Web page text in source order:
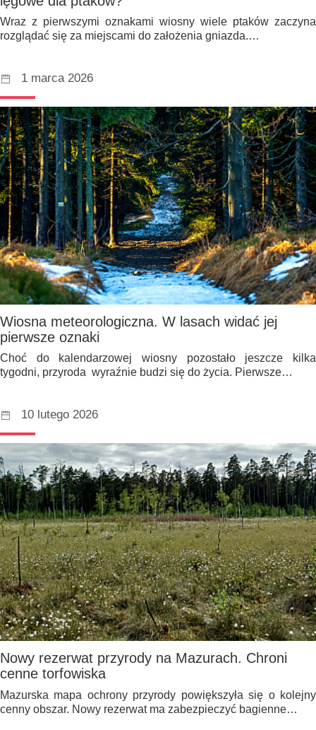
Wraz z pierwszymi oznakami wiosny wiele ptaków zaczyna
rozglądać się za miejscami do założenia gniazda.…
1 marca 2026
Wiosna meteorologiczna. W lasach widać jej
pierwsze oznaki
Choć do kalendarzowej wiosny pozostało jeszcze kilka
tygodni, przyroda wyraźnie budzi się do życia. Pierwsze…
10 lutego 2026
Nowy rezerwat przyrody na Mazurach. Chroni
cenne torfowiska
Mazurska mapa ochrony przyrody powiększyła się o kolejny
cenny obszar. Nowy rezerwat ma zabezpieczyć bagienne…